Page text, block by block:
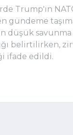
Trump'ın
savunma
belirtilirken,
ifade edildi.